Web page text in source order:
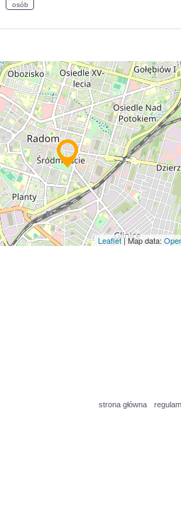
osób
Leaflet| Map data:
strona główna